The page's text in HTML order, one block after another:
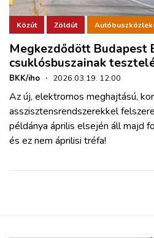
ZÖLDÚT
HAJÓZÁS
BLOG
ARCHÍVUM
Közút Zöldút
Megkezdődött Budapest
csuklósbuszainak
BKK/iho · 2026.03.19. 12:00
Az új, elektromos meghajtású,
asszisztensrendszerekkel
példánya április elsején áll majd
és ez nem áprilisi tréfa!